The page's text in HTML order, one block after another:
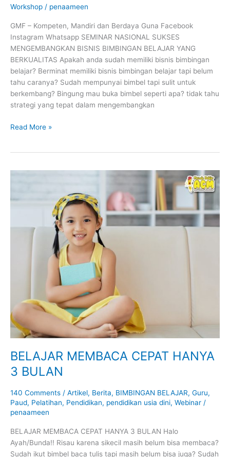
Workshop / penaameen
GMF – Kompeten, Mandiri dan Berdaya Guna Facebook
Instagram Whatsapp SEMINAR NASIONAL SUKSES
MENGEMBANGKAN BISNIS BIMBINGAN BELAJAR YANG
BERKUALITAS Apakah anda sudah memiliki bisnis bimbingan
belajar? Berminat memiliki bisnis bimbingan belajar tapi belum
tahu caranya? Sudah mempunyai bimbel tapi sulit untuk
berkembang? Bingung mau buka bimbel seperti apa? tidak tahu
strategi yang tepat dalam mengembangkan
BIMBINGAN
YANG
BERKUALITAS
2023
Read More »
BELAJAR MEMBACA CEPAT HANYA
3 BULAN
140 Comments / Artikel, Berita, BIMBINGAN BELAJAR, Guru,
Paud, Pelatihan, Pendidikan, pendidikan usia dini, Webinar /
penaameen
BELAJAR MEMBACA CEPAT HANYA 3 BULAN Halo
Ayah/Bunda!! Risau karena sikecil masih belum bisa membaca?
Sudah ikut bimbel baca tulis tapi masih belum bisa juga? Sudah
CEPAT
BULAN